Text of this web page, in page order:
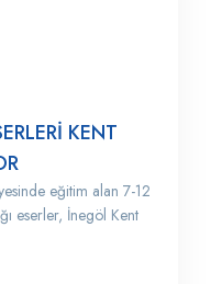
KENT
eğitim alan 7-12
eserler, İnegöl Kent